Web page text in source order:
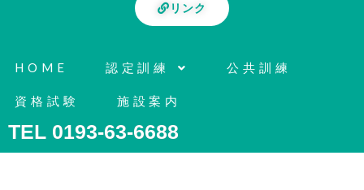
リンク
HOME 認定訓練 公共訓練
資格試験 施設案内
TEL 0193-63-6688